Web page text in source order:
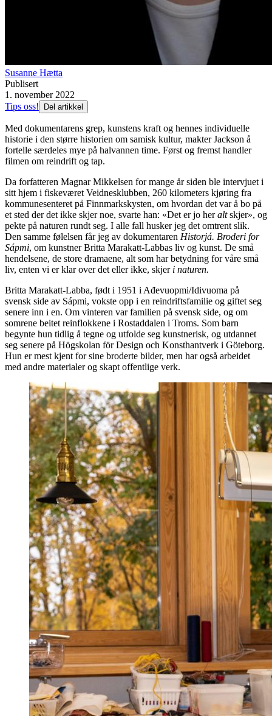
Susanne Hætta
Publisert
1. november 2022
Tips oss!
Del artikkel
Med dokumentarens grep, kunstens kraft og hennes individuelle
historie i den større historien om samisk kultur, makter Jackson å
fortelle særdeles mye på halvannen time. Først og fremst handler
filmen om reindrift og tap.
Da forfatteren Magnar Mikkelsen for mange år siden ble intervjuet i
sitt hjem i fiskeværet Veidnesklubben, 260 kilometers kjøring fra
kommunesenteret på Finnmarkskysten, om hvordan det var å bo på
et sted der det ikke skjer noe, svarte han: «Det er jo heraltskjer», og
pekte på naturen rundt seg. I alle fall husker jeg det omtrent slik.
Den samme følelsen får jeg av dokumentaren Historjá. Broderi for
Sápmi, om kunstner Britta Marakatt-Labbas liv og kunst. De små
hendelsene, de store dramaene, alt som har betydning for våre små
liv, enten vi er klar over det eller ikke, skjeri naturen.
Britta Marakatt-Labba, født i 1951 i Ađevuopmi/Idivuoma på
svensk side av Sápmi, vokste opp i en reindriftsfamilie og giftet seg
senere inn i en. Om vinteren var familien på svensk side, og om
somrene beitet reinflokkene i Rostaddalen i Troms. Som barn
begynte hun tidlig å tegne og utfolde seg kunstnerisk, og utdannet
seg senere på Högskolan för Design och Konsthantverk i Göteborg.
Hun er mest kjent for sine broderte bilder, men har også arbeidet
med andre materialer og skapt offentlige verk.